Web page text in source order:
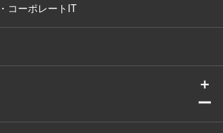
コーポレートIT
＋
ー